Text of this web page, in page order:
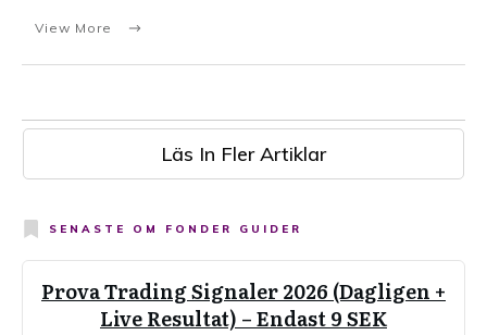
View More
Läs In Fler Artiklar
SENASTE OM FONDER GUIDER
Prova Trading Signaler 2026 (Dagligen +
Live Resultat) – Endast 9 SEK